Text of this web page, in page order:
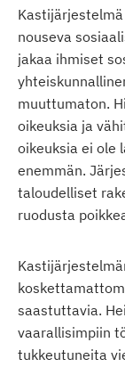
nouseva
jakaa ihmiset
muuttumaton.
oikeuksia ja
oikeuksia ei ole
enemmän.
taloudelliset
ruodusta
saastuttavia.
vaarallisimpiin
tukkeutuneita